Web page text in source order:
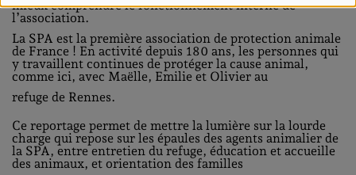
mieux comprendre le fonctionnement interne de
l’association.
La SPA est la première association de protection animale
de France ! En activité depuis 180 ans, les personnes qui
y travaillent continues de protéger la cause animal,
comme ici, avec Maëlle, Emilie et Olivier au
refuge de Rennes.
Ce reportage permet de mettre la lumière sur la lourde
charge qui repose sur les épaules des agents animalier de
la SPA, entre entretien du refuge, éducation et accueille
des animaux, et orientation des familles